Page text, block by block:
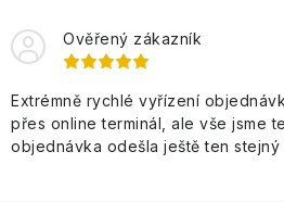
Ověřený zákazník
Extrémně rychlé vyřízení
přes online terminál, ale vše jsme
objednávka odešla ještě ten stejný